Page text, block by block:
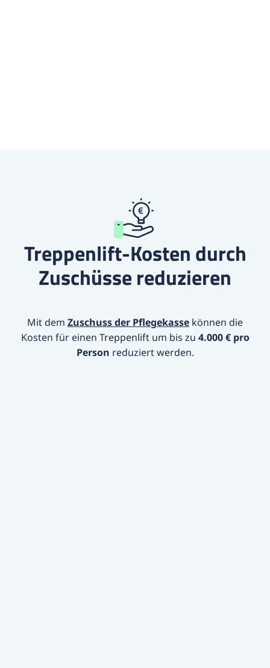
Treppenlift-Kosten durch
Zuschüsse reduzieren
Mit dem Zuschuss der Pflegekasse können die
Kosten für einen Treppenlift um bis zu 4.000 € pro
Person reduziert werden.